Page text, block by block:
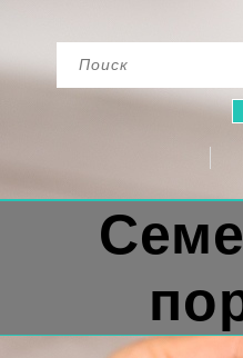
Перейти
к
содержимому